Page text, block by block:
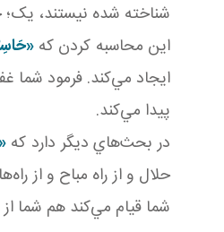
شناخته شده نيستند، يک؛
اين محاسبه کردن که
ايجاد مي‌کند. فرمود شما
پيدا مي‌کند.
در بحث‌هاي ديگر دارد که
حلال و از راه مباح و از
شما قيام مي‌کند هم شما